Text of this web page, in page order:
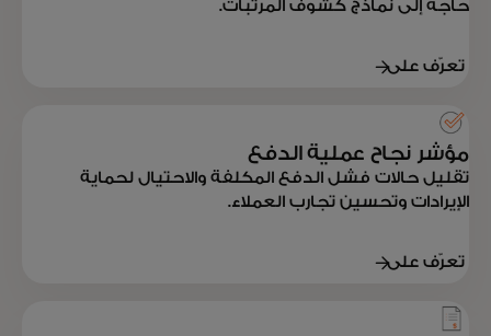
حاجة إلى نماذج كشوف المرتبات.
تعرّف على
مؤشر نجاح عملية الدفع
تقليل حالات فشل الدفع المكلفة والاحتيال لحماية
الإيرادات وتحسين تجارب العملاء.
تعرّف على